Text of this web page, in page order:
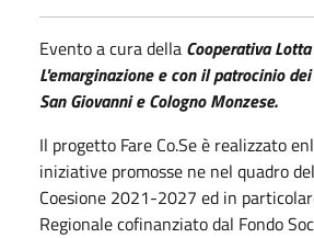
Evento a cura della Cooperativa
L'emarginazione e con il patrocinio
San Giovanni e Cologno Monzese.
Il progetto Fare Co.Se è realizzato
iniziative promosse ne nel quadro
Coesione 2021-2027 ed in
Regionale cofinanziato dal Fondo